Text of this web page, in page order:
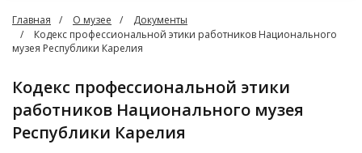
Главная О музее
Документы
Кодекс профессиональной этики работников Национального
музея Республики Карелия
Кодекс профессиональной этики
работников Национального музея
Республики Карелия